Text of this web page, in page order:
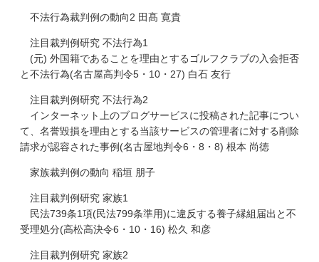
不法行為裁判例の動向2 田髙 寛貴
注目裁判例研究 不法行為1
(元) 外国籍であることを理由とするゴルフクラブの入会拒否
と不法行為(名古屋高判令5・10・27) 白石 友行
注目裁判例研究 不法行為2
インターネット上のブログサービスに投稿された記事につい
て、名誉毀損を理由とする当該サービスの管理者に対する削除
請求が認容された事例(名古屋地判令6・8・8) 根本 尚徳
家族裁判例の動向 稲垣 朋子
注目裁判例研究 家族1
民法739条1項(民法799条準用)に違反する養子縁組届出と不
受理処分(高松高決令6・10・16) 松久 和彦
注目裁判例研究 家族2